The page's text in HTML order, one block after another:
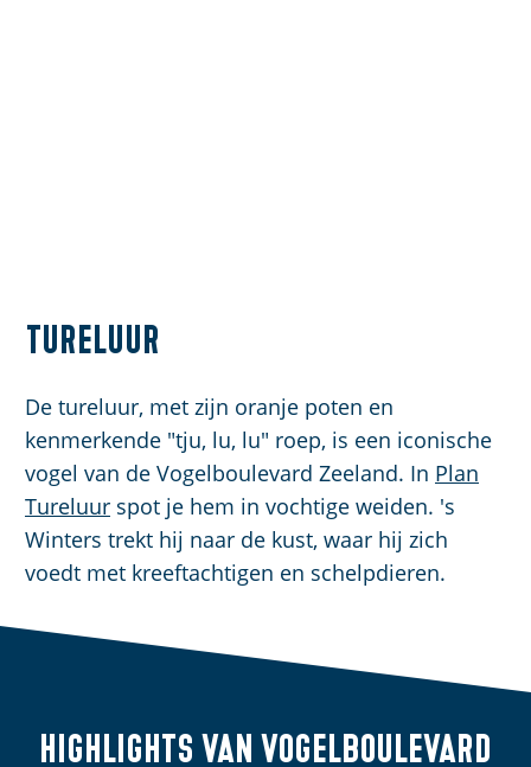
Tureluur
De tureluur, met zijn oranje poten en
kenmerkende "tju, lu, lu" roep, is een iconische
vogel van de Vogelboulevard Zeeland. In Plan
Tureluur spot je hem in vochtige weiden. 's
Winters trekt hij naar de kust, waar hij zich
voedt met kreeftachtigen en schelpdieren.
Highlights van Vogelboulevard